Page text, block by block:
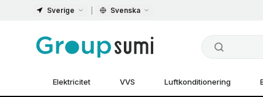
Sverige Svenska
Elektricitet VVS Luftkonditionering